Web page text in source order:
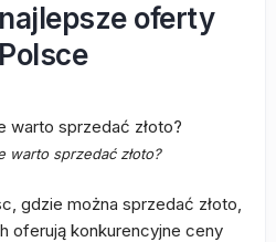
oferty
warto sprzedać złoto?
gdzie można sprzedać złoto,
oferują konkurencyjne ceny